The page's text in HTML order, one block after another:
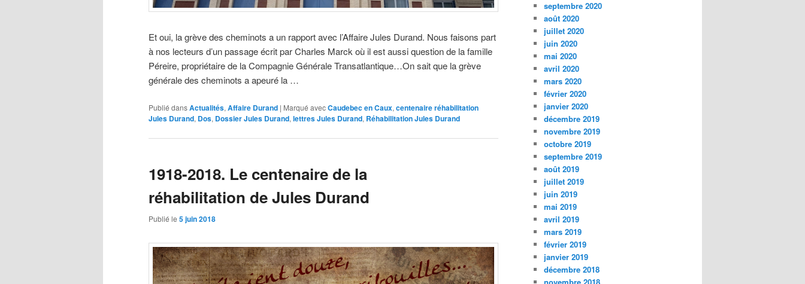
Et oui, la grève des cheminots a un rapport avec l’Affaire Jules Durand. Nous faisons part
à nos lecteurs d’un passage écrit par Charles Marck où il est aussi question de la famille
Péreire, propriétaire de la Compagnie Générale Transatlantique…On sait que la grève
générale des cheminots a apeuré la …
Publié dansActualités, Affaire Durand | Marqué avecCaudebec en Caux, centenaire réhabilitation
Jules Durand, Dos, Dossier Jules Durand, lettres Jules Durand, Réhabilitation Jules Durand
1918-2018. Le centenaire de la
réhabilitation de Jules Durand
Publié le 5 juin 2018
septembre 2020
août 2020
juillet 2020
juin 2020
mai 2020
avril 2020
mars 2020
février 2020
janvier 2020
décembre 2019
novembre 2019
octobre 2019
septembre 2019
août 2019
juillet 2019
juin 2019
mai 2019
avril 2019
mars 2019
février 2019
janvier 2019
décembre 2018